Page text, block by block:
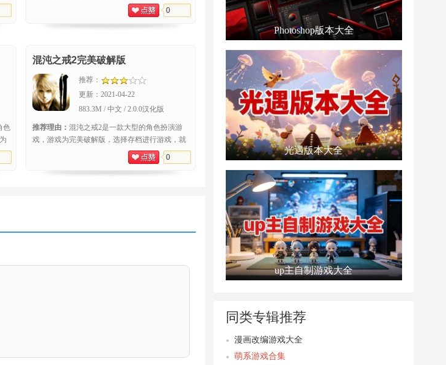
进入游戏即可获取。游戏的玩法比较经典，玩家
0
色
混沌之戒2完美破解版
推荐：
更新： 2021-04-22
883.3M / 中文 / 2.0.0汉化版
推荐理由： 混沌之戒2是一款大型的角色扮演游
戏，游戏为完美破解版，选择存档进行游戏，就
能体验破解内容。这款游戏的画面制作很精致，
0
Photoshop版本大全
光遇版本大全
up主自制游戏大全
同类专辑推荐
漫画改编游戏大全
萌系游戏合集